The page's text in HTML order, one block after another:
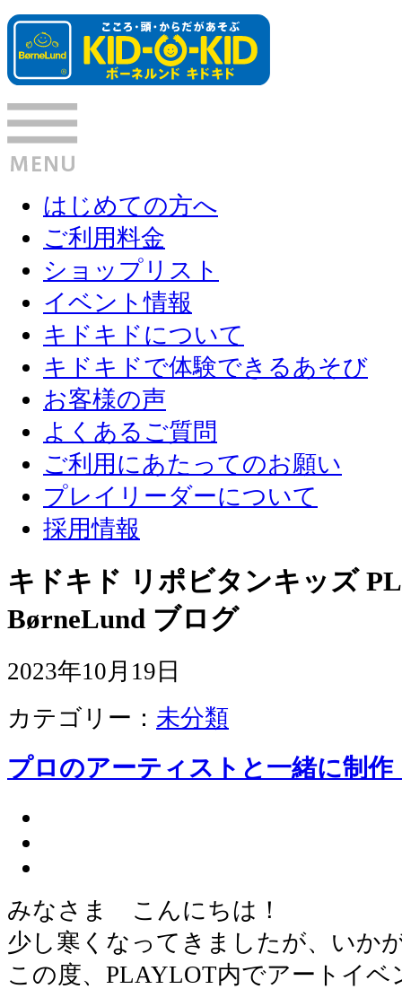
はじめての方へ
ご利用料金
ショップリスト
イベント情報
キドキドについて
キドキドで体験できるあそび
お客様の声
よくあるご質問
ご利用にあたってのお願い
プレイリーダーについて
採用情報
キドキド リポビタンキッズ
BørneLund ブログ
2023年10月19日
カテゴリー： 未分類
プロのアーティストと一緒に制作
みなさま こんにちは！
少し寒くなってきましたが、いか
この度、PLAYLOT内でアートイ